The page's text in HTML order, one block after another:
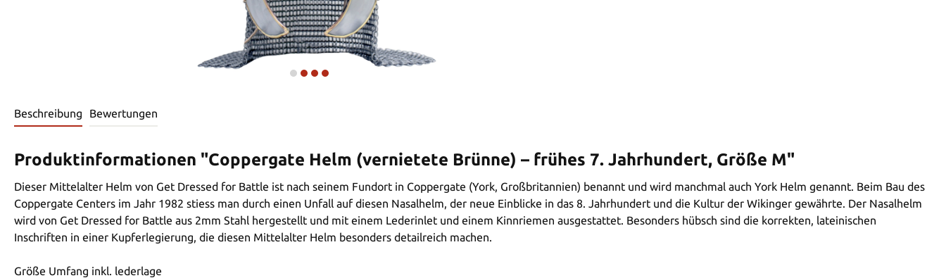
Beschreibung Bewertungen
Produktinformationen "Coppergate Helm (vernietete Brünne) – frühes 7. Jahrhundert, Größe M"
Dieser Mittelalter Helm von Get Dressed for Battle ist nach seinem Fundort in Coppergate (York, Großbritannien) benannt und wird manchmal auch York Helm genannt. Beim Bau des
Coppergate Centers im Jahr 1982 stiess man durch einen Unfall auf diesen Nasalhelm, der neue Einblicke in das 8. Jahrhundert und die Kultur der Wikinger gewährte. Der Nasalhelm
wird von Get Dressed for Battle aus 2mm Stahl hergestellt und mit einem Lederinlet und einem Kinnriemen ausgestattet. Besonders hübsch sind die korrekten, lateinischen
Inschriften in einer Kupferlegierung, die diesen Mittelalter Helm besonders detailreich machen.
Größe Umfang inkl. lederlage